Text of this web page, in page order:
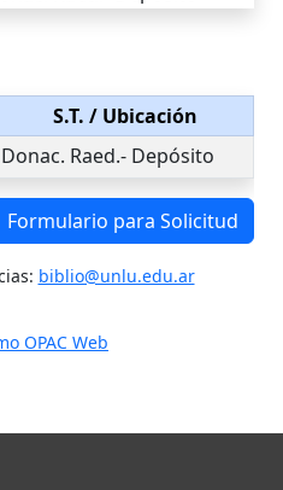
S.T. / Ubicación
Donac. Raed.- Depósito
Formulario para Solicitud
biblio@unlu.edu.ar
OPAC Web